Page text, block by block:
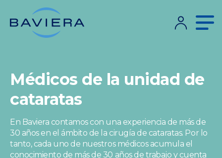
Médicos de la unidad de
cataratas
En Baviera contamos con una experiencia de más de
30 años en el ámbito de la cirugía de cataratas. Por lo
tanto, cada uno de nuestros médicos acumula el
conocimiento de más de 30 años de trabajo y cuenta